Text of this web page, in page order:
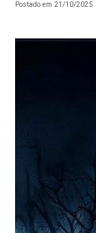
Postado em 21/10/2025